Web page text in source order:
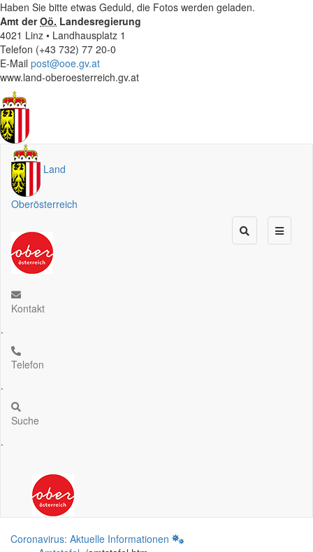
Haben Sie bitte etwas Geduld, die Fotos werden geladen.
Amt derOö. Landesregierung
4021 Linz • Landhausplatz 1
Telefon (+43 732) 77 20-0
E-Mail post@ooe.gv.at
www.land-oberoesterreich.gv.at
Land
Oberösterreich
Kontakt
.
Telefon
.
Suche
.
Coronavirus: Aktuelle Informationen